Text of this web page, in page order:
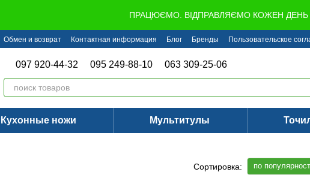
ПРАЦЮЄМО. ВІДПРАВЛЯЄМО КОЖЕН ДЕНЬ
Обмен и возврат Контактная информация Блог Бренды Пользовательское
097 920-44-32 095 249-88-10 063 309-25-06
Кухонные ножи Мультитулы
Сортировка: по